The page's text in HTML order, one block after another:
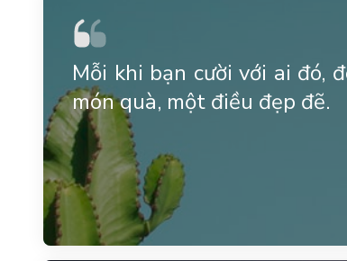
Mỗi khi bạn cười với ai đó,
món quà, một điều đẹp đẽ.